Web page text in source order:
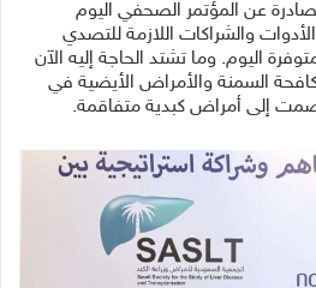
عن المؤتمر الصحفي اليوم
والشراكات اللازمة للتصدي
اليوم. وما تشتد الحاجة إليه الآن
السمنة والأمراض الأيضية في
إلى أمراض كبدية متفاقمة.